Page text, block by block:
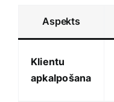
Aspekts
Klientu
apkalpošana